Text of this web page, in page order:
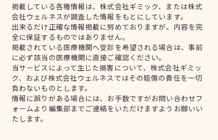
掲載している各種情報は、株式会社ギミック、または株式
会社ウェルネスが調査した情報をもとにしています。
出来るだけ正確な情報掲載に努めておりますが、内容を完
全に保証するものではありません。
掲載されている医療機関へ受診を希望される場合は、事前
に必ず該当の医療機関に直接ご確認ください。
当サービスによって生じた損害について、株式会社ギミッ
ク、および株式会社ウェルネスではその賠償の責任を一切
負わないものとします。
情報に誤りがある場合には、お手数ですがお問い合わせフ
ォームより編集部までご連絡をいただけますようお願いい
たします。